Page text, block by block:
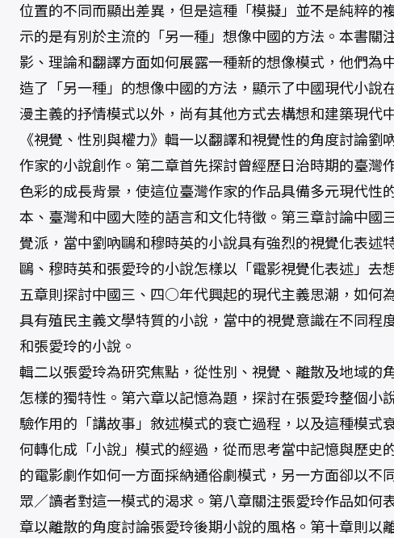
位置的不同而顯出差異，但是這種「模擬」並不是純粹的
示的是有別於主流的「另一種」想像中國的方法。本書關
影、理論和翻譯方面如何展露一種新的想像模式，他們為
造了「另一種」的想像中國的方法，顯示了中國現代小說
漫主義的抒情模式以外，尚有其他方式去構想和建築現代
《視覺、性別與權力》輯一以翻譯和視覺性的角度討論劉
作家的小說創作。第二章首先探討曾經歷日治時期的臺灣
色彩的成長背景，使這位臺灣作家的作品具備多元現代性
本、臺灣和中國大陸的語言和文化特徵。第三章討論中
覺派，當中劉吶鷗和穆時英的小說具有強烈的視覺化表述
鷗、穆時英和張愛玲的小說怎樣以「電影視覺化表述」去
五章則探討中國三、四○年代興起的現代主義思潮，如何
具有殖民主義文學特質的小說，當中的視覺意識在不同程
和張愛玲的小說。
輯二以張愛玲為研究焦點，從性別、視覺、離散及地域的
怎樣的獨特性。第六章以記憶為題，探討在張愛玲整個小
驗作用的「講故事」敘述模式的衰亡過程，以及這種模式
何轉化成「小說」模式的經過，從而思考當中記憶與歷史
的電影劇作如何一方面採納通俗劇模式，另一方面卻以不
眾／讀者對這一模式的渴求。第八章關注張愛玲作品如何
章以離散的角度討論張愛玲後期小說的風格。第十章則以